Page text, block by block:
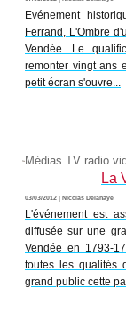
Evénement
Ferrand, L'Ombre
Vendée. Le
remonter vingt ans
petit écran s'ouvre...
Médias TV radio
La
03/03/2012 | Nicolas Delahaye
L'événement est
diffusée sur une
Vendée en 1793-
toutes les qualités
grand public cette